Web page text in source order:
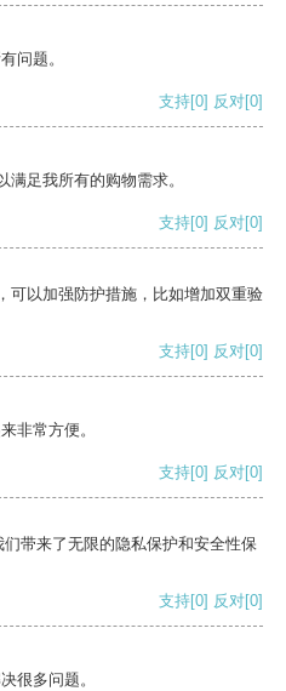
问题。
支持[0] 反对[0]
足我所有的购物需求。
支持[0] 反对[0]
可以加强防护措施，比如增加双重验
支持[0] 反对[0]
非常方便。
支持[0] 反对[0]
带来了无限的隐私保护和安全性保
支持[0] 反对[0]
很多问题。